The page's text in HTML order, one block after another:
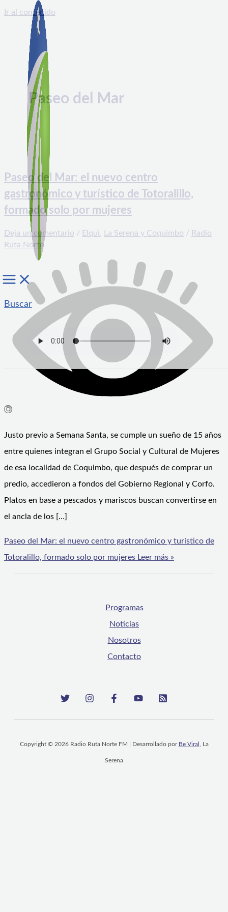
Ir al contenido
Buscar
Paseo del Mar
Paseo del Mar: el nuevo centro
gastronómico y turístico de Totoralillo,
formado solo por mujeres
Deja un comentario / Elqui, La Serena y Coquimbo / Radio
Ruta Norte
Justo previo a Semana Santa, se cumple un sueño de 15 años
entre quienes integran el Grupo Social y Cultural de Mujeres
de esa localidad de Coquimbo, que después de comprar un
predio, accedieron a fondos del Gobierno Regional y Corfo.
Platos en base a pescados y mariscos buscan convertirse en
el ancla de los […]
Paseo del Mar: el nuevo centro gastronómico y turístico de
Totoralillo, formado solo por mujeres Leer más »
Programas
Noticias
Nosotros
Contacto
Copyright © 2026 Radio Ruta Norte FM | Desarrollado por Be Viral , La
Serena